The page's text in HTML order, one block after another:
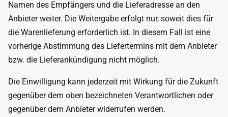
Namen des Empfängers und die Lieferadresse an den
Anbieter weiter. Die Weitergabe erfolgt nur, soweit dies für
die Warenlieferung erforderlich ist. In diesem Fall ist eine
vorherige Abstimmung des Liefertermins mit dem Anbieter
bzw. die Lieferankündigung nicht möglich.
Die Einwilligung kann jederzeit mit Wirkung für die Zukunft
gegenüber dem oben bezeichneten Verantwortlichen oder
gegenüber dem Anbieter widerrufen werden.